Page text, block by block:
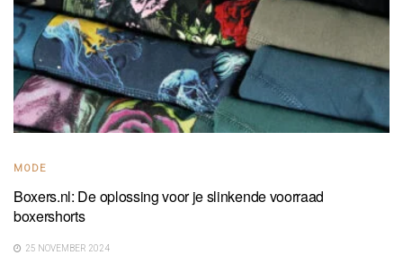
MODE
Boxers.nl: De oplossing voor je slinkende voorraad
boxershorts
25 NOVEMBER 2024